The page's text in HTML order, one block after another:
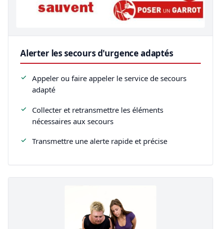
Alerter les secours d'urgence adaptés
Appeler ou faire appeler le service de secours
adapté
Collecter et retransmettre les éléments
nécessaires aux secours
Transmettre une alerte rapide et précise